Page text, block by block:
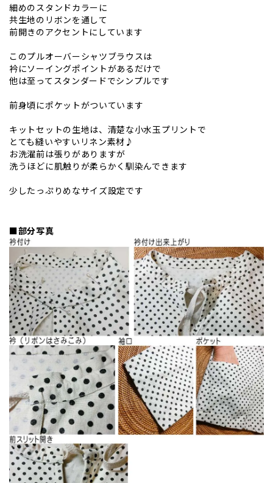
細めのスタンドカラーに
共生地のリボンを通して
前開きのアクセントにしています
このプルオーバーシャツブラウスは
衿にソーイングポイントがあるだけで
他は至ってスタンダードでシンプルです
前身頃にポケットがついています
キットセットの生地は、清楚な小水玉プリントで
とても縫いやすいリネン素材♪
お洗濯前は張りがありますが
洗うほどに肌触りが柔らかく馴染んできます
少したっぷりめなサイズ設定です
■部分写真